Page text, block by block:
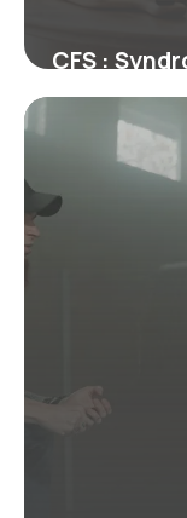
CFS :
Guide
29 juin 2026